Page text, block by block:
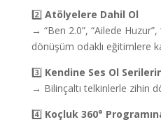
2️⃣ Atölyelere Dahil Ol
→ “Ben 2.0”, “Ailede
dönüşüm odaklı eğitimlere
3️⃣ Kendine Ses Ol
→ Bilinçaltı telkinlerle zihin
4️⃣ Koçluk 360°